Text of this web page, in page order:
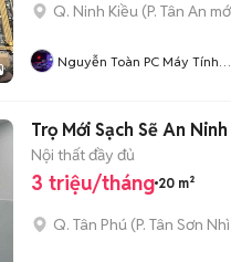
Q. Ninh Kiều (P. Tân An
Nguyễn Toàn PC Máy Tính
Trọ Mới Sạch Sẽ An
Nội thất đầy đủ
3 triệu/tháng 20 m²
Q. Tân Phú (P. Tân Sơn Nhì